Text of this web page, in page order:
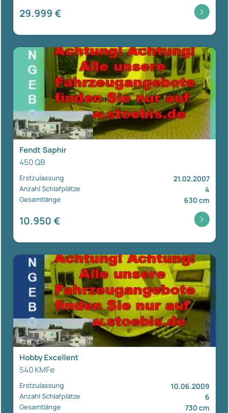
29.999 €
Fendt Saphir
450 QB
Erstzulassung 21.02.2007
Anzahl Schlafplätze 4
Gesamtlänge 630 cm
10.950 €
Hobby Excellent
540 KMFe
Erstzulassung 10.06.2009
Anzahl Schlafplätze 6
Gesamtlänge 730 cm